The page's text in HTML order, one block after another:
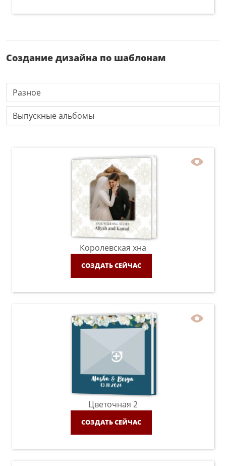
Создание дизайна по шаблонам
Разное
Выпускные альбомы
Королевская хна
СОЗДАТЬ СЕЙЧАС
Цветочная 2
СОЗДАТЬ СЕЙЧАС